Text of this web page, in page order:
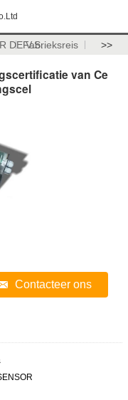
DE V.S.
Fabrieksreis >>
van Ce
Contacteer ons